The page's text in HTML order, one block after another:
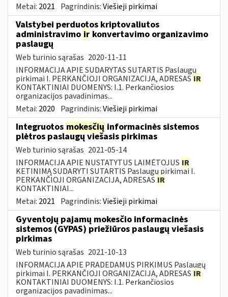
Metai: 2021 Pagrindinis:Viešieji pirkimai
Valstybei perduotos kriptovaliutos
administravimo ir konvertavimo organizavimo
paslaugų
Web turinio sąrašas 2020-11-11
INFORMACIJA APIE SUDARYTAS SUTARTIS Paslaugų
pirkimai I. PERKANČIOJI ORGANIZACIJA, ADRESAS IR
KONTAKTINIAI DUOMENYS: I.1. Perkančiosios
organizacijos pavadinimas...
Metai: 2020 Pagrindinis:Viešieji pirkimai
Integruotos mokesčių informacinės sistemos
plėtros paslaugų viešasis pirkimas
Web turinio sąrašas 2021-05-14
INFORMACIJA APIE NUSTATYTUS LAIMĖTOJUS IR
KETINIMĄ SUDARYTI SUTARTIS Paslaugų pirkimai I.
PERKANČIOJI ORGANIZACIJA, ADRESAS IR
KONTAKTINIAI...
Metai: 2021 Pagrindinis:Viešieji pirkimai
Gyventojų pajamų mokesčio informacinės
sistemos (GYPAS) priežiūros paslaugų viešasis
pirkimas
Web turinio sąrašas 2021-10-13
INFORMACIJA APIE PRADEDAMUS PIRKIMUS Paslaugų
pirkimai I. PERKANČIOJI ORGANIZACIJA, ADRESAS IR
KONTAKTINIAI DUOMENYS: I.1. Perkančiosios
organizacijos pavadinimas...